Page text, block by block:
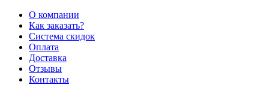
О компании
Как заказать?
Система скидок
Оплата
Доставка
Отзывы
Контакты